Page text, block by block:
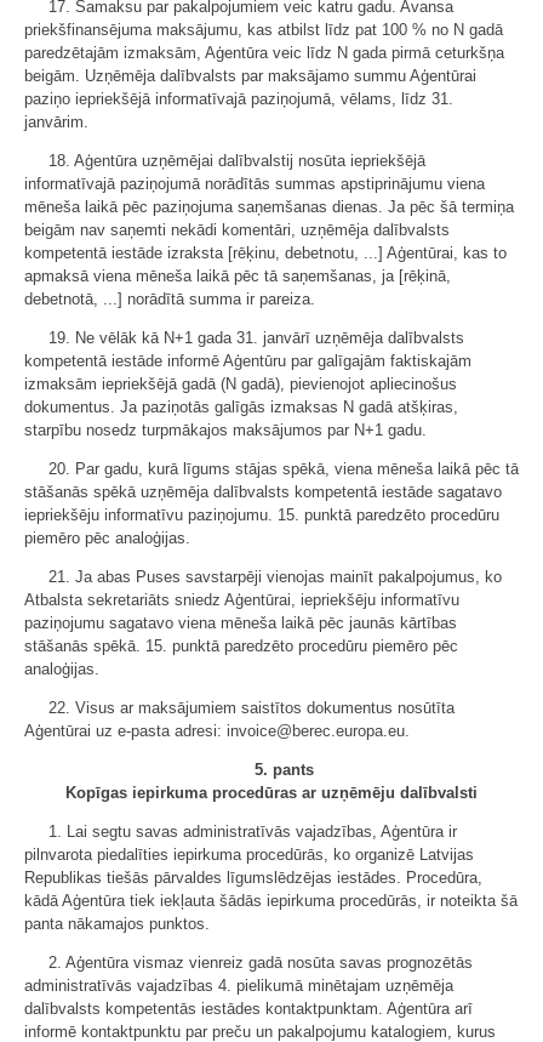
17. Samaksu par pakalpojumiem veic katru gadu. Avansa
priekšfinansējuma maksājumu, kas atbilst līdz pat 100 % no N gadā
paredzētajām izmaksām, Aģentūra veic līdz N gada pirmā ceturkšņa
beigām. Uzņēmēja dalībvalsts par maksājamo summu Aģentūrai
paziņo iepriekšējā informatīvajā paziņojumā, vēlams, līdz 31.
janvārim.
18. Aģentūra uzņēmējai dalībvalstij nosūta iepriekšējā
informatīvajā paziņojumā norādītās summas apstiprinājumu viena
mēneša laikā pēc paziņojuma saņemšanas dienas. Ja pēc šā termiņa
beigām nav saņemti nekādi komentāri, uzņēmēja dalībvalsts
kompetentā iestāde izraksta [rēķinu, debetnotu, ...] Aģentūrai, kas to
apmaksā viena mēneša laikā pēc tā saņemšanas, ja [rēķinā,
debetnotā, ...] norādītā summa ir pareiza.
19. Ne vēlāk kā N+1 gada 31. janvārī uzņēmēja dalībvalsts
kompetentā iestāde informē Aģentūru par galīgajām faktiskajām
izmaksām iepriekšējā gadā (N gadā), pievienojot apliecinošus
dokumentus. Ja paziņotās galīgās izmaksas N gadā atšķiras,
starpību nosedz turpmākajos maksājumos par N+1 gadu.
20. Par gadu, kurā līgums stājas spēkā, viena mēneša laikā pēc tā
stāšanās spēkā uzņēmēja dalībvalsts kompetentā iestāde sagatavo
iepriekšēju informatīvu paziņojumu. 15. punktā paredzēto procedūru
piemēro pēc analoģijas.
21. Ja abas Puses savstarpēji vienojas mainīt pakalpojumus, ko
Atbalsta sekretariāts sniedz Aģentūrai, iepriekšēju informatīvu
paziņojumu sagatavo viena mēneša laikā pēc jaunās kārtības
stāšanās spēkā. 15. punktā paredzēto procedūru piemēro pēc
analoģijas.
22. Visus ar maksājumiem saistītos dokumentus nosūtīta
Aģentūrai uz e-pasta adresi: invoice@berec.europa.eu.
5. pants
Kopīgas iepirkuma procedūras ar uzņēmēju dalībvalsti
1. Lai segtu savas administratīvās vajadzības, Aģentūra ir
pilnvarota piedalīties iepirkuma procedūrās, ko organizē Latvijas
Republikas tiešās pārvaldes līgumslēdzējas iestādes. Procedūra,
kādā Aģentūra tiek iekļauta šādās iepirkuma procedūrās, ir noteikta šā
panta nākamajos punktos.
2. Aģentūra vismaz vienreiz gadā nosūta savas prognozētās
administratīvās vajadzības 4. pielikumā minētajam uzņēmēja
dalībvalsts kompetentās iestādes kontaktpunktam. Aģentūra arī
informē kontaktpunktu par preču un pakalpojumu katalogiem, kurus